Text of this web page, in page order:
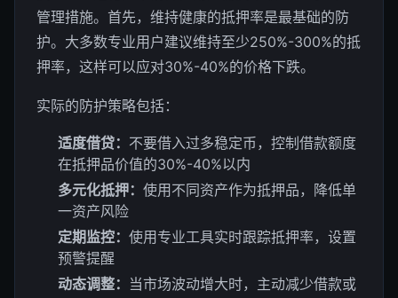
管理措施。首先，维持健康的抵押率是最基础的防
护。大多数专业用户建议维持至少250%-300%的抵
押率，这样可以应对30%-40%的价格下跌。
实际的防护策略包括：
适度借贷： 不要借入过多稳定币，控制借款额度
在抵押品价值的30%-40%以内
多元化抵押： 使用不同资产作为抵押品，降低单
一资产风险
定期监控： 使用专业工具实时跟踪抵押率，设置
预警提醒
动态调整： 当市场波动增大时，主动减少借款或